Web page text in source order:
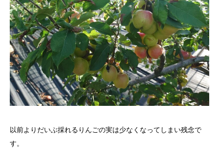
以前よりだいぶ採れるりんごの実は少なくなってしまい残念で
す。